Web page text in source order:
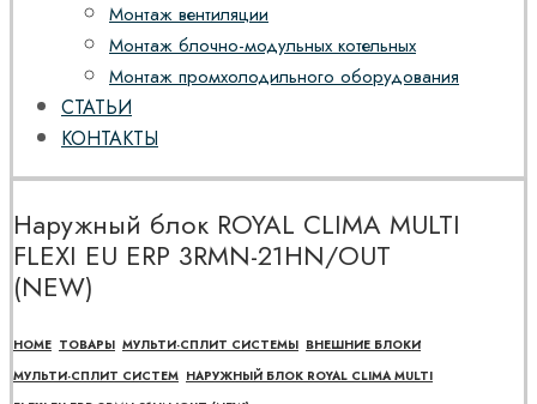
Монтаж вентиляции
Монтаж блочно-модульных котельных
Монтаж промхолодильного оборудования
СТАТЬИ
КОНТАКТЫ
Наружный блок ROYAL CLIMA MULTI
FLEXI EU ERP 3RMN-21HN/OUT
(NEW)
HOME ТОВАРЫ МУЛЬТИ-СПЛИТ СИСТЕМЫ ВНЕШНИЕ БЛОКИ
МУЛЬТИ-СПЛИТ СИСТЕМ НАРУЖНЫЙ БЛОК ROYAL CLIMA MULTI